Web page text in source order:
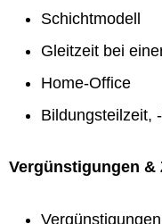
Schichtmodell
Gleitzeit bei
Home-Office
Bildungsteilzeit,
Vergünstigungen &